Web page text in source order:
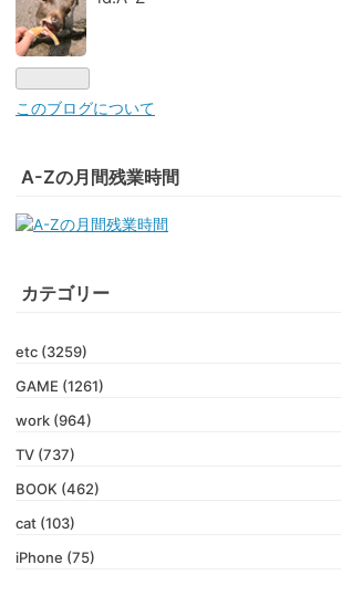
このブログについて
A-Zの月間残業時間
カテゴリー
etc (3259)
GAME (1261)
work (964)
TV (737)
BOOK (462)
cat (103)
iPhone (75)